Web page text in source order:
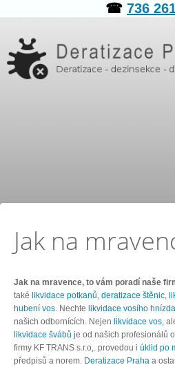
☎ 736
Jak na
Jak na mravence, to vám poradí naše
také likvidace potkanů, deratizace štěnic,
hubení vos. Nechte likvidace vosího hnízda
našich odbornících. Nejen likvidace vos,
likvidace švábů je od našich profesionálů
firmy KF TRANS s.r.o,. provedou i úklid po
předpisů a norem. Deratizace Praha a